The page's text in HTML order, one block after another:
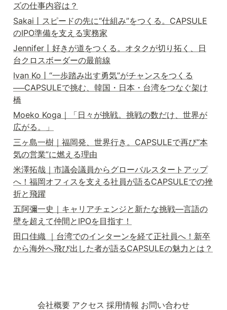
ズの仕事内容は？
Sakai丨スピードの先に“仕組み”をつくる。CAPSULE
のIPO準備を支える実務家
Jennifer丨好きが道をつくる。オタクが切り拓く、日
台クロスボーダーの最前線
Ivan Ko丨“一歩踏み出す勇気”がチャンスをつくる
──CAPSULEで挑む、韓国・日本・台湾をつなぐ架け
橋
Moeko Koga｜「日々が挑戦。挑戦の数だけ、世界が
広がる。」
三ヶ島一樹｜福岡発、世界行き。CAPSULEで再び“本
気の営業”に燃える理由
米澤拓哉｜市議会議員からグローバルスタートアップ
へ！福岡オフィスを支える社員が語るCAPSULEでの挫
折と飛躍
五阿彌一史｜キャリアチェンジと新たな挑戦―言語の
壁を超えて仲間とIPOを目指す！
田口佳織 ｜台湾でのインターンを経て正社員へ！新卒
から海外へ飛び出した者が語るCAPSULEの魅力とは？
会社概要 アクセス 採用情報 お問い合わせ